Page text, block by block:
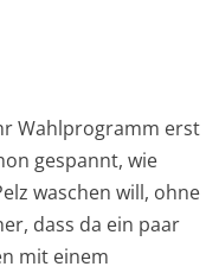
Wahlprogramm erst
gespannt, wie
waschen will, ohne
dass da ein paar
mit einem